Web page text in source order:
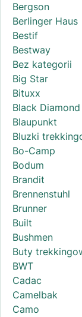
Bergson
Berlinger Haus
Bestif
Bestway
Bez kategorii
Big Star
Bituxx
Black Diamond
Blaupunkt
Bluzki
Bo-Camp
Bodum
Brandit
Brennenstuhl
Brunner
Built
Bushmen
Buty
BWT
Cadac
Camelbak
Camo